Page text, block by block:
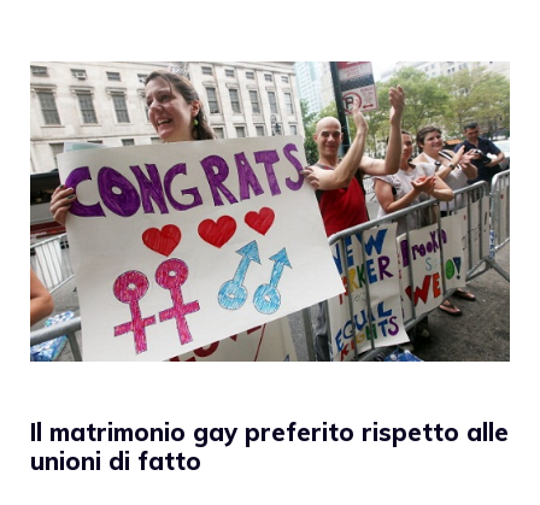
Il matrimonio gay preferito rispetto alle
unioni di fatto